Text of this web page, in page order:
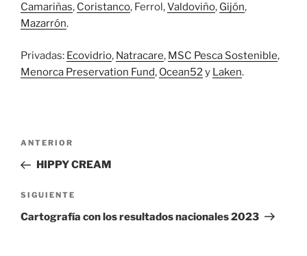
Camariñas, Coristanco, Ferrol,Valdoviño, Gijón,
Mazarrón.
Privadas: Ecovidrio, Natracare, MSC Pesca Sostenible,
Menorca Preservation Fund, Ocean52y Laken.
Navegación
entradas
Entrada
anterior:
ANTERIOR
HIPPY CREAM
Siguiente
entrada
SIGUIENTE
Cartografía con los resultados nacionales 2023